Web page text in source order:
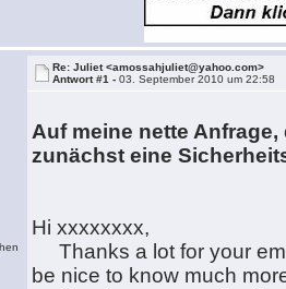
Re: Juliet <amossahjuliet@yahoo.com>
Antwort #1 -03. September 2010 um 22:58
Auf meine nette
zunächst eine
Hi xxxxxxxx,
Thanks a lot for your
be nice to know much